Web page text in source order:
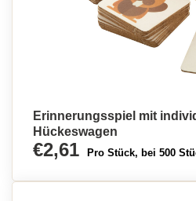
Erinnerungsspiel mit
Hückeswagen
€2,61 Pro Stück, bei 500